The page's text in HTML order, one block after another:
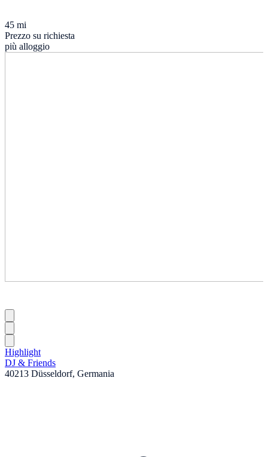
45 mi
Prezzo su richiesta
più alloggio
Highlight
DJ & Friends
40213 Düsseldorf, Germania